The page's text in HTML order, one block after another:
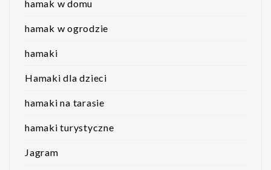
hamak w domu
hamak w ogrodzie
hamaki
Hamaki dla dzieci
hamaki na tarasie
hamaki turystyczne
Jagram